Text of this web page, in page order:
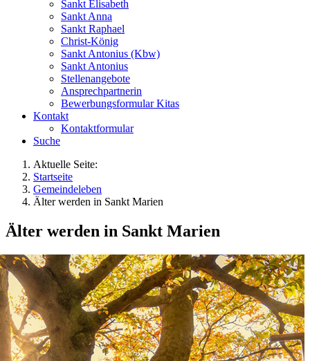
Sankt Elisabeth
Sankt Anna
Sankt Raphael
Christ-König
Sankt Antonius (Kbw)
Sankt Antonius
Stellenangebote
Ansprechpartnerin
Bewerbungsformular Kitas
Kontakt
Kontaktformular
Suche
Aktuelle Seite:
Startseite
Gemeindeleben
Älter werden in Sankt Marien
Älter werden in Sankt Marien